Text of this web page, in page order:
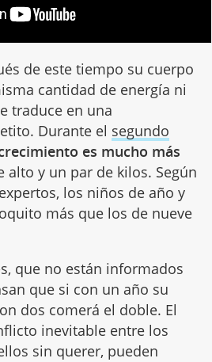
de este tiempo su cuerpo
cantidad de energía ni
traduce en una
Durante el segundo
es mucho más
alto y un par de kilos. Según
los niños de año y
más que los de nueve
que no están informados
que si con un año su
dos comerá el doble. El
inevitable entre los
sin querer, pueden